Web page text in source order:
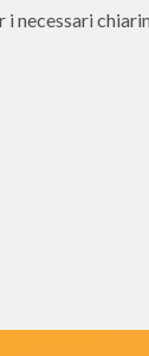
i necessari